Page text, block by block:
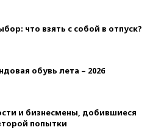
что взять с собой в отпуск?
обувь лета – 2026
и бизнесмены, добившиеся
попытки